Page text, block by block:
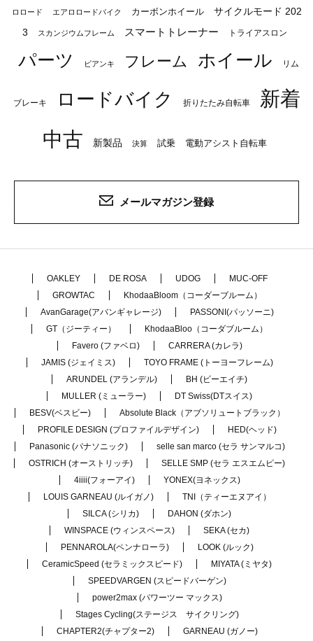
ロロード エアロロードバイク カーボンホイール
サイクルモード 202
3
スカンジウムフレーム スマートトレーナー トライアスロン
パーツ ビアンキ フレーム ホイール リム
ブレーキ ロードバイク 折りたたみ自転車
新着
中古
新製品 決算 試乗 電動アシスト自転車
メールマガジン登録
OAKLEY DE ROSA UDOG
MUC-OFF
GROWTAC
KhodaaBloom（コーダーブルーム）
AvanGarage(アバンギャレージ)
PASSONI(パッソーニ)
GT（ジーティー）
KhodaaBloo（コーダブルーム）
Favero (ファベロ)
CARRERA (カレラ)
JAMIS (ジェイミス)
TOYO FRAME (トーヨーフレーム)
ARUNDEL (アランデル)
BH (ビーエイチ)
MULLER (ミューラー)
DT Swiss(DTスイス)
BESV(ベスビー)
Absolute Black（アブソリュートブラック）
PROFILE DESIGN (プロファイルデザイン)
HED(ヘッド)
Panasonic (パナソニック)
selle san marco (セラ サンマルコ)
OSTRICH (オーストリッチ)
SELLE SMP (セラ エスエムピー)
4iiii(フォーアイ)
YONEX(ヨネックス)
LOUIS GARNEAU (ルイガノ)
TNI（ティーエヌアイ）
SILCA (シリカ)
DAHON (ダホン)
WINSPACE (ウィンスペース)
SEKA (セカ)
PENNAROLA(ペンナローラ)
LOOK (ルック)
CeramicSpeed (セラミックスピード)
MIYATA (ミヤタ)
SPEEDVARGEN (スピードバーゲン)
power2max (パワーツー マックス)
Stages Cycling(ステージス サイクリング)
CHAPTER2(チャプター2)
GARNEAU (ガノー)